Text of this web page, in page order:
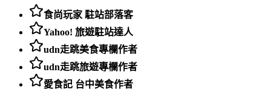
食尚玩家 駐站部落客
Yahoo! 旅遊駐站達人
udn走跳美食專欄作者
udn走跳旅遊專欄作者
愛食記 台中美食作者